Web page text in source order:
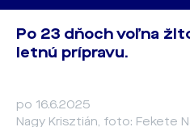
Po 23 dňoch voľna
letnú prípravu.
po 16.6.2025
Nagy Krisztián, foto: Fekete